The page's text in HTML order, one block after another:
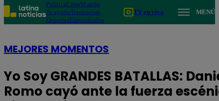
PolíticaLimaMundo
Te ayudoTendencias
DeportesEspectáculos
TV en vivo MENÚ
MEJORES MOMENTOS
Yo Soy GRANDES BATALLAS:
Romo cayó ante la fuerza